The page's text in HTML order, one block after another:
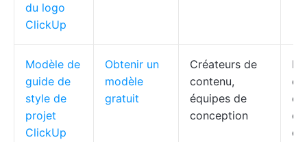
du logo
ClickUp
Modèle de
guide de
style de
projet
ClickUp
Obtenir un
modèle
gratuit
Créateurs de
contenu,
équipes de
conception